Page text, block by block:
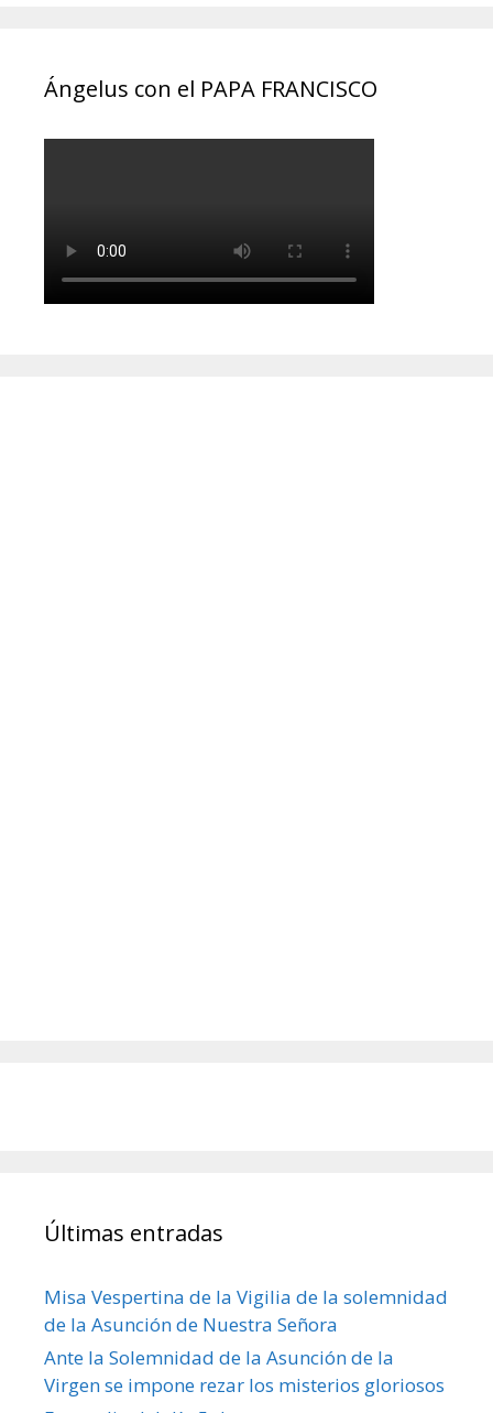
Ángelus con el PAPA FRANCISCO
Últimas entradas
Misa Vespertina de la Vigilia de la solemnidad
de la Asunción de Nuestra Señora
Ante la Solemnidad de la Asunción de la
Virgen se impone rezar los misterios gloriosos